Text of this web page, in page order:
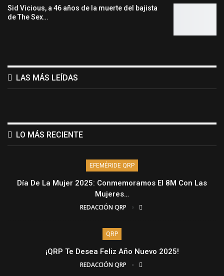
Sid Vicious, a 46 años de la muerte del bajista
de The Sex…
LAS MÁS LEÍDAS
LO MÁS RECIENTE
EFEMÉRIDE QRP
Día De La Mujer 2025: Conmemoramos El 8M Con Las
Mujeres…
REDACCIÓN QRP
QRP
¡QRP Te Desea Feliz Año Nuevo 2025!
REDACCIÓN QRP